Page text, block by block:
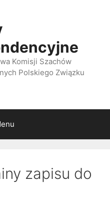
Komisji Szachów
Polskiego Związku
zapisu do